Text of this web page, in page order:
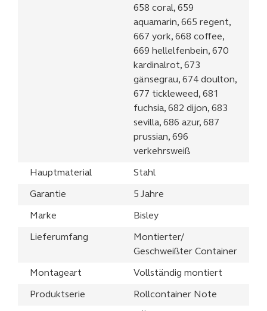
658 coral, 659
aquamarin, 665 regent,
667 york, 668 coffee,
669 hellelfenbein, 670
kardinalrot, 673
gänsegrau, 674 doulton,
677 tickleweed, 681
fuchsia, 682 dijon, 683
sevilla, 686 azur, 687
prussian, 696
verkehrsweiß
Hauptmaterial Stahl
Garantie 5 Jahre
Marke Bisley
Lieferumfang
Montierter/
Geschweißter Container
Montageart Vollständig montiert
Produktserie Rollcontainer Note